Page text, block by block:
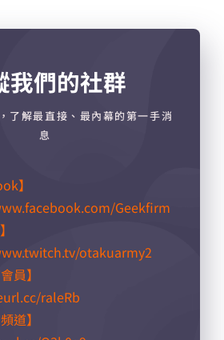
我們的社群
了解最直接、最內幕的第一手消
息
】
Geekfirm
otakuarmy2
員】
raleRb​
道】